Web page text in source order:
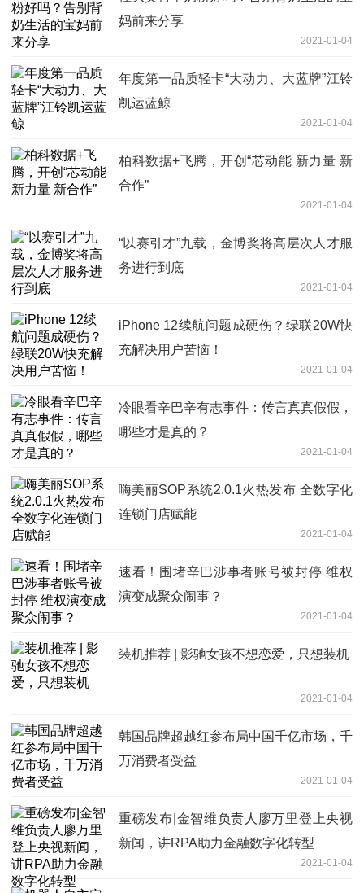
妈前来分享
2021-01-04
年度第一品质轻卡“大动力、大蓝牌”江铃
凯运蓝鲸
2021-01-04
柏科数据+飞腾，开创“芯动能 新力量 新
合作”
2021-01-04
“以赛引才”九载，金博奖将高层次人才服
务进行到底
2021-01-04
iPhone 12续航问题成硬伤？绿联20W快
充解决用户苦恼！
2021-01-04
冷眼看辛巴辛有志事件：传言真真假假，
哪些才是真的？
2021-01-04
嗨美丽SOP系统2.0.1火热发布 全数字化
连锁门店赋能
2021-01-04
速看！围堵辛巴涉事者账号被封停 维权
演变成聚众闹事？
2021-01-04
装机推荐 | 影驰女孩不想恋爱，只想装机
2021-01-04
韩国品牌超越红参布局中国千亿市场，千
万消费者受益
2021-01-04
重磅发布|金智维负责人廖万里登上央视
新闻，讲RPA助力金融数字化转型
2021-01-04